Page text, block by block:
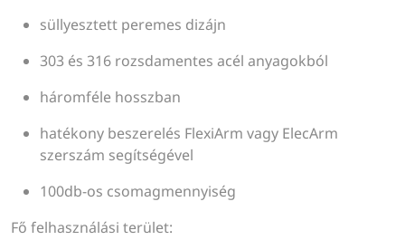
süllyesztett peremes dizájn
303 és 316 rozsdamentes acél anyagokból
háromféle hosszban
hatékony beszerelés FlexiArm vagy ElecArm
szerszám segítségével
100db-os csomagmennyiség
Fő felhasználási terület: